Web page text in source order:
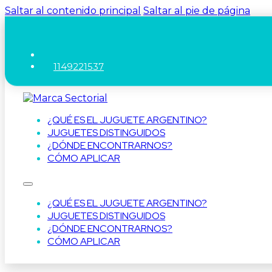
Saltar al contenido principal Saltar al pie de página
1149221537
¿QUÉ ES EL JUGUETE ARGENTINO?
JUGUETES DISTINGUIDOS
¿DÓNDE ENCONTRARNOS?
CÓMO APLICAR
¿QUÉ ES EL JUGUETE ARGENTINO?
JUGUETES DISTINGUIDOS
¿DÓNDE ENCONTRARNOS?
CÓMO APLICAR